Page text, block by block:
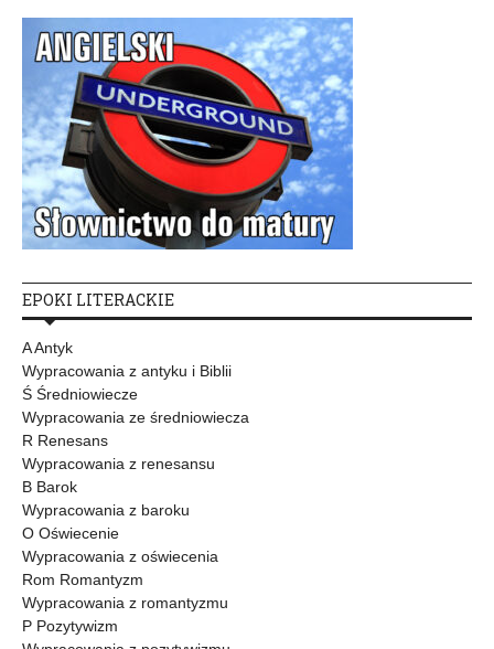
EPOKI LITERACKIE
A Antyk
Wypracowania z antyku i Biblii
Ś Średniowiecze
Wypracowania ze średniowiecza
R Renesans
Wypracowania z renesansu
B Barok
Wypracowania z baroku
O Oświecenie
Wypracowania z oświecenia
Rom Romantyzm
Wypracowania z romantyzmu
P Pozytywizm